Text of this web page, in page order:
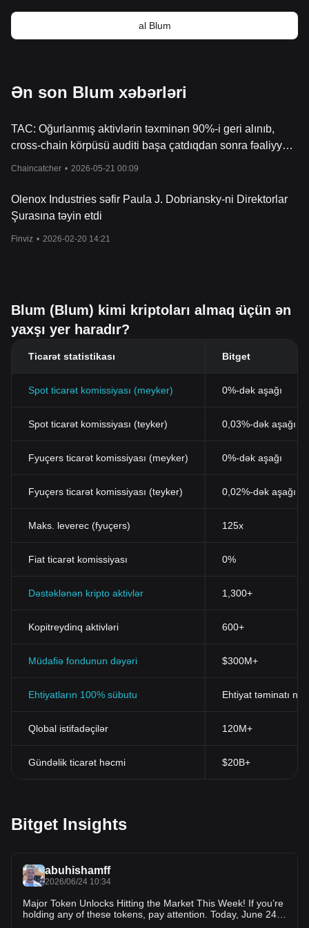
al Blum
Ən son Blum xəbərləri
TAC: Oğurlanmış aktivlərin təxminən 90%-i geri alınıb,
cross-chain körpüsü auditi başa çatdıqdan sonra fəaliyyət
Chaincatcher • 2026-05-21 00:09
Olenox Industries səfir Paula J. Dobriansky-ni Direktorlar
Şurasına təyin etdi
Finviz • 2026-02-20 14:21
Blum (Blum) kimi kriptoları almaq üçün ən
yaxşı yer haradır?
Ticarət statistikası Bitget
Spot ticarət komissiyası (meyker) 0%-dək aşağı
Spot ticarət komissiyası (teyker) 0,03%-dək aşağı
Fyuçers ticarət komissiyası (meyker) 0%-dək aşağı
Fyuçers ticarət komissiyası (teyker) 0,02%-dək aşağı
Maks. leverec (fyuçers) 125x
Fiat ticarət komissiyası 0%
Dəstəklənən kripto aktivlər 1,300+
Kopitreydinq aktivləri 600+
Müdafiə fondunun dəyəri $300M+
Ehtiyatların 100% sübutu Ehtiyat təminatı
Qlobal istifadəçilər 120M+
Gündəlik ticarət həcmi $20B+
Bitget Insights
abuhishamff
2026/06/24 10:34
Major Token Unlocks Hitting the Market This Week! If you’re
holding any of these tokens, pay attention. Today, June 24